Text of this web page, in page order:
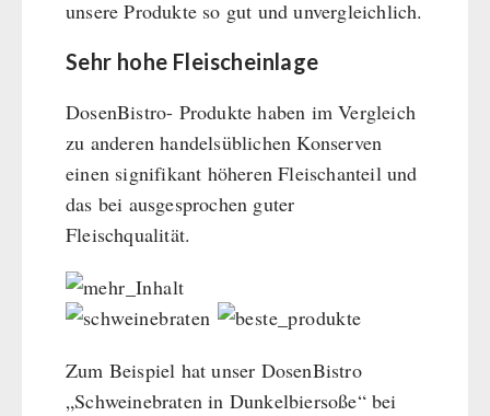
unsere Produkte so gut und unvergleichlich.
Sehr hohe Fleischeinlage
DosenBistro- Produkte haben im Vergleich
zu anderen handelsüblichen Konserven
einen signifikant höheren Fleischanteil und
das bei ausgesprochen guter
Fleischqualität.
Zum Beispiel hat unser DosenBistro
„Schweinebraten in Dunkelbiersoße“ bei